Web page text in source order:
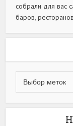
собрали для вас
баров,